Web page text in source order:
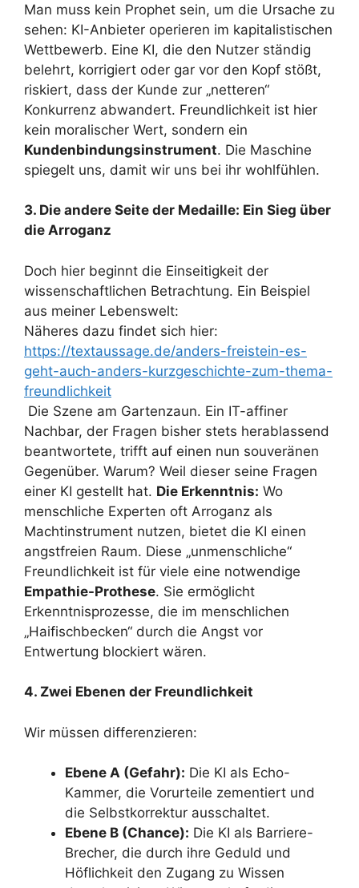
Man muss kein Prophet sein, um die Ursache zu
sehen: KI-Anbieter operieren im kapitalistischen
Wettbewerb. Eine KI, die den Nutzer ständig
belehrt, korrigiert oder gar vor den Kopf stößt,
riskiert, dass der Kunde zur „netteren“
Konkurrenz abwandert. Freundlichkeit ist hier
kein moralischer Wert, sondern ein
Kundenbindungsinstrument. Die Maschine
spiegelt uns, damit wir uns bei ihr wohlfühlen.
3. Die andere Seite der Medaille: Ein Sieg über
die Arroganz
Doch hier beginnt die Einseitigkeit der
wissenschaftlichen Betrachtung. Ein Beispiel
aus meiner Lebenswelt:
Näheres dazu findet sich hier:
https://textaussage.de/anders-freistein-es-
geht-auch-anders-kurzgeschichte-zum-thema-
freundlichkeit
Die Szene am Gartenzaun. Ein IT-affiner
Nachbar, der Fragen bisher stets herablassend
beantwortete, trifft auf einen nun souveränen
Gegenüber. Warum? Weil dieser seine Fragen
einer KI gestellt hat. Die Erkenntnis: Wo
menschliche Experten oft Arroganz als
Machtinstrument nutzen, bietet die KI einen
angstfreien Raum. Diese „unmenschliche“
Freundlichkeit ist für viele eine notwendige
Empathie-Prothese. Sie ermöglicht
Erkenntnisprozesse, die im menschlichen
„Haifischbecken“ durch die Angst vor
Entwertung blockiert wären.
4. Zwei Ebenen der Freundlichkeit
Wir müssen differenzieren:
Ebene A (Gefahr): Die KI als Echo-
Kammer, die Vorurteile zementiert und
die Selbstkorrektur ausschaltet.
Ebene B (Chance): Die KI als Barriere-
Brecher, die durch ihre Geduld und
Höflichkeit den Zugang zu Wissen